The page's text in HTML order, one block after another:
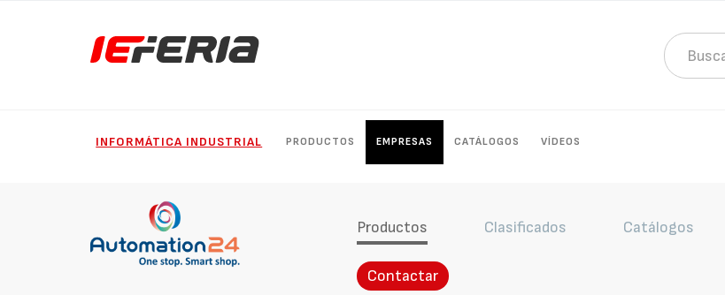
INFORMÁTICA INDUSTRIAL PRODUCTOS EMPRESAS CATÁLOGOS VÍDEOS
Productos Clasificados Catálogos
Contactar